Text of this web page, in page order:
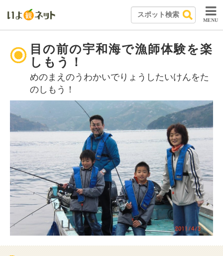
MENU
目の前の宇和海で漁師体験を楽
しもう！
めのまえのうわかいでりょうしたいけんをた
のしもう！